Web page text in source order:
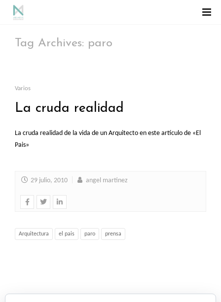
Tag Archives: paro
Varios
La cruda realidad
La cruda realidad de la vida de un Arquitecto en este artículo de «El
Pais»
29 julio, 2010 angel martinez
Arquitectura el pais paro prensa